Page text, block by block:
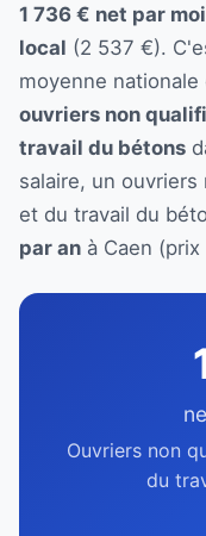
1 736 € net par
local (2 537 €).
moyenne
ouvriers non
travail du bétons
salaire, un
et du travail du
par an à Caen
Ouvriers non
du